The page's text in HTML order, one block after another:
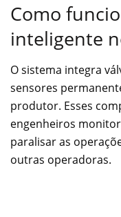
Como
inteligente
O sistema integra
sensores
produtor. Esses
engenheiros
paralisar as
outras operadoras.